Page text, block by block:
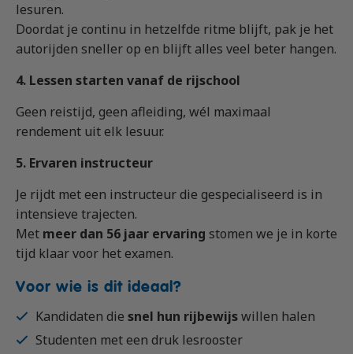
lesuren.
Doordat je continu in hetzelfde ritme blijft, pak je het
autorijden sneller op en blijft alles veel beter hangen.
4. Lessen starten vanaf de rijschool
Geen reistijd, geen afleiding, wél maximaal
rendement uit elk lesuur.
5. Ervaren instructeur
Je rijdt met een instructeur die gespecialiseerd is in
intensieve trajecten.
Met meer dan 56 jaar ervaring stomen we je in korte
tijd klaar voor het examen.
Voor wie is dit ideaal?
Kandidaten die snel hun rijbewijswillen halen
Studenten met een druk lesrooster